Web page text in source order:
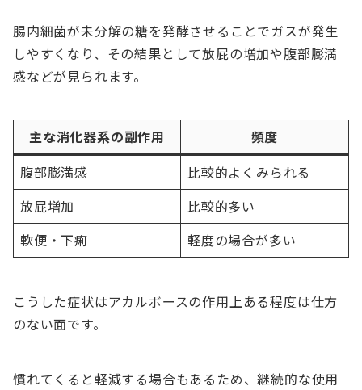
腸内細菌が未分解の糖を発酵させることでガスが発生
しやすくなり、その結果として放屁の増加や腹部膨満
感などが見られます。
主な消化器系の副作用
頻度
腹部膨満感
比較的よくみられる
放屁増加
比較的多い
軟便・下痢
軽度の場合が多い
こうした症状はアカルボースの作用上ある程度は仕方
のない面です。
慣れてくると軽減する場合もあるため、継続的な使用